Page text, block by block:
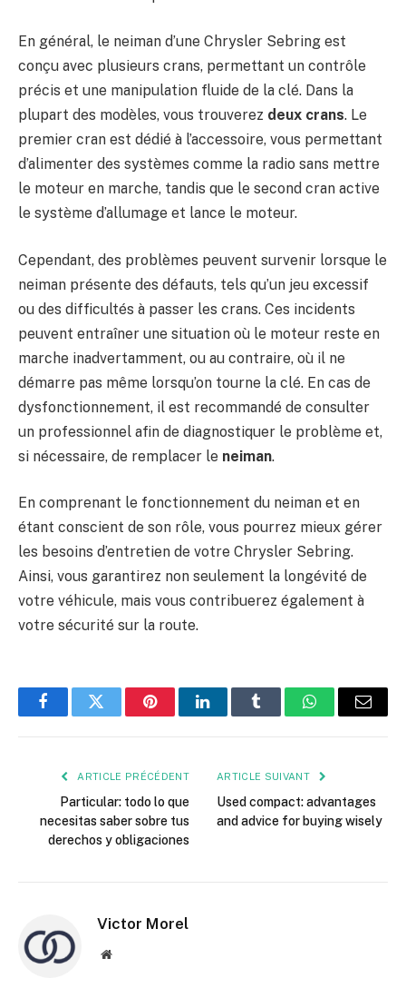
En général, le neiman d’une Chrysler Sebring est
conçu avec plusieurs crans, permettant un contrôle
précis et une manipulation fluide de la clé. Dans la
plupart des modèles, vous trouverez deux crans. Le
premier cran est dédié à l’accessoire, vous permettant
d’alimenter des systèmes comme la radio sans mettre
le moteur en marche, tandis que le second cran active
le système d’allumage et lance le moteur.
Cependant, des problèmes peuvent survenir lorsque le
neiman présente des défauts, tels qu’un jeu excessif
ou des difficultés à passer les crans. Ces incidents
peuvent entraîner une situation où le moteur reste en
marche inadvertamment, ou au contraire, où il ne
démarre pas même lorsqu’on tourne la clé. En cas de
dysfonctionnement, il est recommandé de consulter
un professionnel afin de diagnostiquer le problème et,
si nécessaire, de remplacer le neiman.
En comprenant le fonctionnement du neiman et en
étant conscient de son rôle, vous pourrez mieux gérer
les besoins d’entretien de votre Chrysler Sebring.
Ainsi, vous garantirez non seulement la longévité de
votre véhicule, mais vous contribuerez également à
votre sécurité sur la route.
FacebookTwitter PinterestLinkedInTumblr WhatsApp
E-
ARTICLE PRÉCÉDENT
Particular: todo lo que
necesitas saber sobre tus
derechos y obligaciones
ARTICLE SUIVANT
Used compact: advantages
and advice for buying wisely
Victor Morel
Site